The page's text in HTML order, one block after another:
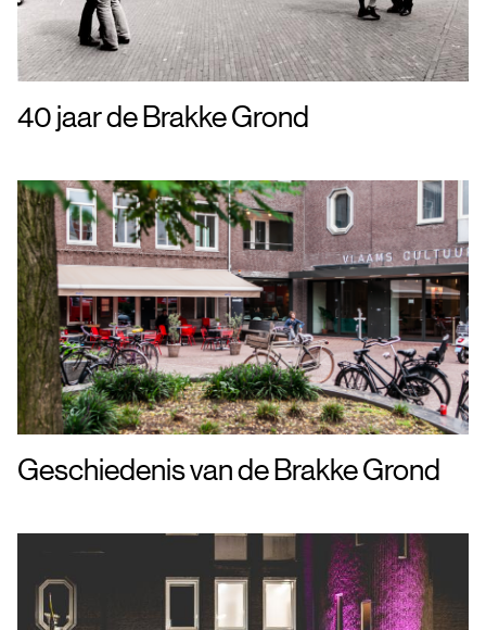
40 jaar de Brakke Grond
Geschiedenis van de Brakke Grond